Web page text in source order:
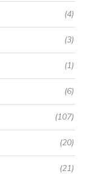
(4)
(3)
(1)
(6)
(107)
(20)
(21)